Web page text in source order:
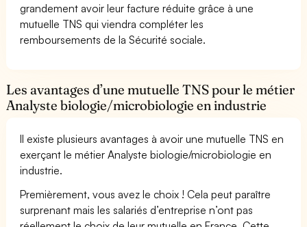
grandement avoir leur facture réduite grâce à une
mutuelle TNS qui viendra compléter les
remboursements de la Sécurité sociale.
Les avantages d’une mutuelle TNS pour le métier
Analyste biologie/microbiologie en industrie
Il existe plusieurs avantages à avoir une mutuelle TNS en
exerçant le métier Analyste biologie/microbiologie en
industrie.
Premièrement, vous avez le choix ! Cela peut paraître
surprenant mais les salariés d’entreprise n’ont pas